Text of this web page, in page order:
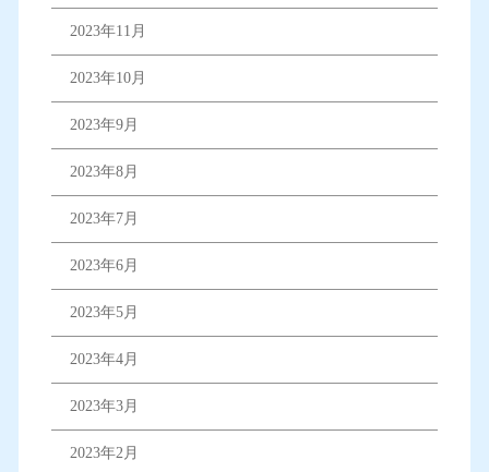
2023年11月
2023年10月
2023年9月
2023年8月
2023年7月
2023年6月
2023年5月
2023年4月
2023年3月
2023年2月